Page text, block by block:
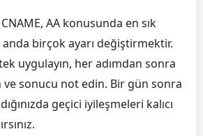
AA konusunda en sık
anda birçok ayarı değiştirmektir.
uygulayın, her adımdan sonra
ve sonucu not edin. Bir gün sonra
geçici iyileşmeleri kalıcı